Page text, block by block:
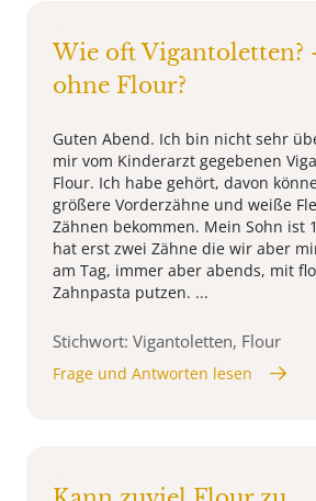
Wie oft Vigantoletten?
ohne Flour?
Guten Abend. Ich bin nicht sehr
mir vom Kinderarzt gegebenen
Flour. Ich habe gehört, davon
größere Vorderzähne und weiße
Zähnen bekommen. Mein Sohn ist
hat erst zwei Zähne die wir aber
am Tag, immer aber abends, mit
Zahnpasta putzen. ...
Stichwort: Vigantoletten, Flour
Frage und Antworten lesen